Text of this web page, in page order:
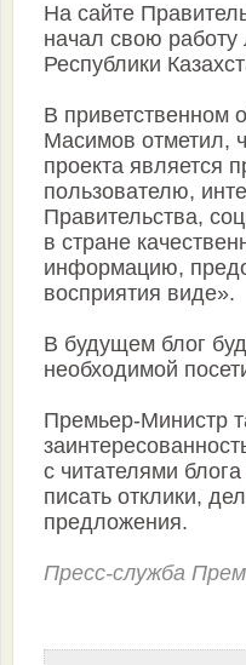
На сайте
начал свою
Республики
В приветственном
Масимов отметил,
проекта является
пользователю,
Правительства,
в стране
информацию,
восприятия виде».
В будущем блог
необходимой
Премьер-Министр
с читателями
писать отклики,
предложения.
Пресс-служба